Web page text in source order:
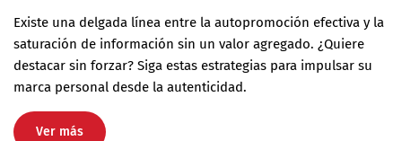
Existe una delgada línea entre la autopromoción efectiva y la
saturación de información sin un valor agregado. ¿Quiere
destacar sin forzar? Siga estas estrategias para impulsar su
marca personal desde la autenticidad.
Ver más